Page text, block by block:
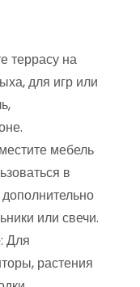
террасу на
для игр или
мебель
в
или свечи.
: Для
растения